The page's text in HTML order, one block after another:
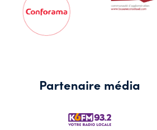
Partenaire média